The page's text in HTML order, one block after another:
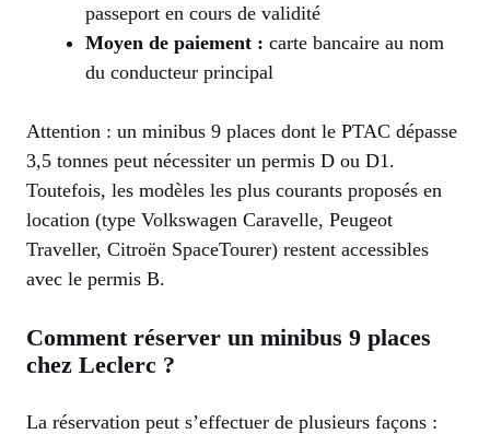
passeport en cours de validité
Moyen de paiement : carte bancaire au nom
du conducteur principal
Attention : un minibus 9 places dont le PTAC dépasse
3,5 tonnes peut nécessiter un permis D ou D1.
Toutefois, les modèles les plus courants proposés en
location (type Volkswagen Caravelle, Peugeot
Traveller, Citroën SpaceTourer) restent accessibles
avec le permis B.
Comment réserver un minibus 9 places
chez Leclerc ?
La réservation peut s’effectuer de plusieurs façons :